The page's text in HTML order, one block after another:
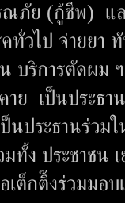
ณภัย (กู้ชีพ) แ
ทั่วไป จ่ายยา
บริการตัดผม
าย เป็นประธ
นประธานร่วม
ทั้ง ประชาชน
ต็กตึ๊งร่วมมอบ